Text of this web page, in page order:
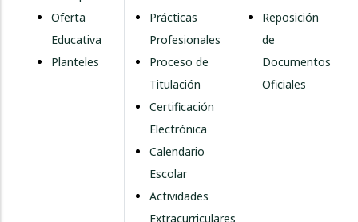
Oferta
Educativa
Planteles
Prácticas
Profesionales
Proceso de
Titulación
Certificación
Electrónica
Calendario
Escolar
Actividades
Extracurriculares
Reposición
de
Documentos
Oficiales